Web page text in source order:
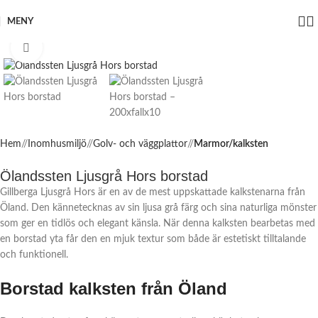
MENY
Hem/ Inomhusmiljö/ Golv- och väggplattor/ Marmor/kalksten
Ölandssten Ljusgrå Hors borstad
Gillberga Ljusgrå Hors är en av de mest uppskattade kalkstenarna från
Öland. Den kännetecknas av sin ljusa grå färg och sina naturliga mönster
som ger en tidlös och elegant känsla. När denna kalksten bearbetas med
en borstad yta får den en mjuk textur som både är estetiskt tilltalande
och funktionell.
Borstad kalksten från Öland